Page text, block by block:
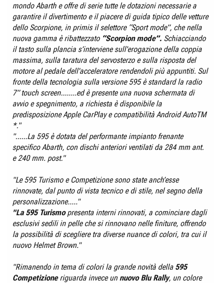
mondo Abarth e offre di serie tutte le dotazioni necessarie a
garantire il divertimento e il piacere di guida tipico delle vetture
dello Scorpione, in primis il selettore “Sport mode”, che nella
nuova gamma è ribattezzato “Scorpion mode”. Schiacciando
il tasto sulla plancia s’interviene sull'erogazione della coppia
massima, sulla taratura del servosterzo e sulla risposta del
motore al pedale dell'acceleratore rendendoli più appuntiti. Sul
fronte della tecnologia sulla versione 595 è standard la radio
7” touch screen........ed è presente una nuova schermata di
avvio e spegnimento, a richiesta è disponibile la
predisposizione Apple CarPlay e compatibilità Android AutoTM
*."
"......La 595 è dotata del performante impianto frenante
specifico Abarth, con dischi anteriori ventilati da 284 mm ant.
e 240 mm. post."
"Le 595 Turismo e Competizione sono state anch’esse
rinnovate, dal punto di vista tecnico e di stile, nel segno della
personalizzazione....."
"La 595 Turismopresenta interni rinnovati, a cominciare dagli
esclusivi sedili in pelle che si rinnovano nelle finiture, offrendo
la possibilità di scegliere tra diverse nuance di colori, tra cui il
nuovo Helmet Brown."
"Rimanendo in tema di colori la grande novità della 595
Competizioneriguarda invece un nuovo Blu Rally, un colore